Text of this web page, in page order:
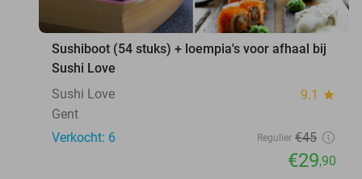
favorite_border
Sushiboot (54 stuks) + loempia's voor afhaal bij
Sushi Love
Sushi Love
9.1 star
Gent
Verkocht: 6
Regulier €45
€29,90